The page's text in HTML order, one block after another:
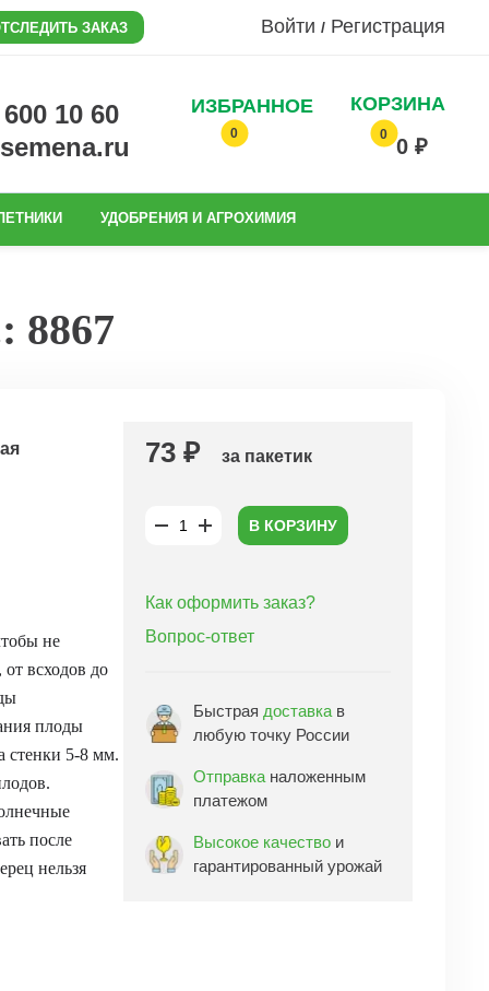
ЗАКАЗ Войти / Регистрация
10 60
ИЗБРАННОЕ
0
КОРЗИНА
0
0 ₽
УДОБРЕНИЯ И АГРОХИМИЯ
8867
не
всходов до
плоды
стенки 5-8 мм.
после
нельзя
73 ₽ за пакетик
В КОРЗИНУ
Как оформить заказ?
Вопрос-ответ
Быстрая доставка в
любую точку России
Отправка наложенным
платежом
Высокое качество и
гарантированный урожай